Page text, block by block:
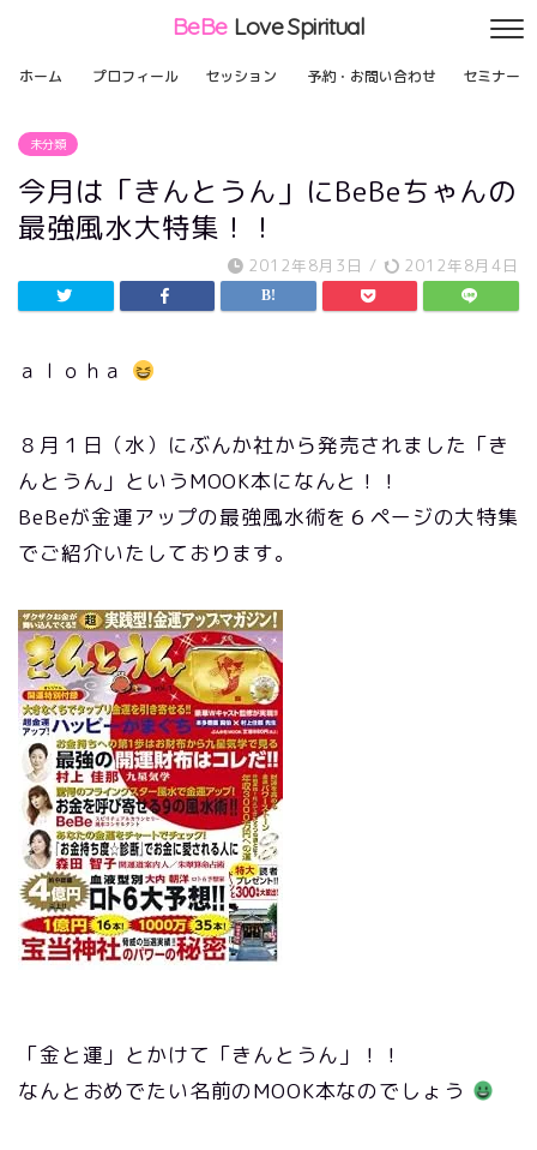
BeBe Love Spiritual
ホーム プロフィール セッション 予約・お問い合わせ セミナー
未分類
今月は「きんとうん」にBeBeちゃんの
最強風水大特集！！
2012年8月3日 / 2012年8月4日
ａｌｏｈａ
８月１日（水）にぶんか社から発売されました「き
んとうん」というMOOK本になんと！！
BeBeが金運アップの最強風水術を６ページの大特集
でご紹介いたしております。
「金と運」とかけて「きんとうん」！！
なんとおめでたい名前のMOOK本なのでしょう